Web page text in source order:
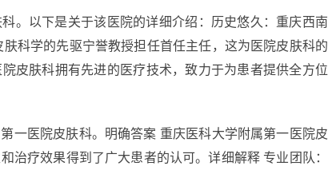
。以下是关于该医院的详细介绍：历史悠久：重庆西南
科学的先驱宁誉教授担任首任主任，这为医院皮肤科的
皮肤科拥有先进的医疗技术，致力于为患者提供全方位
一医院皮肤科。明确答案 重庆医科大学附属第一医院皮
治疗效果得到了广大患者的认可。详细解释 专业团队：